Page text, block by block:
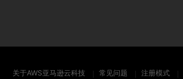
关于AWS亚马逊云科技 常见问题 注册模式